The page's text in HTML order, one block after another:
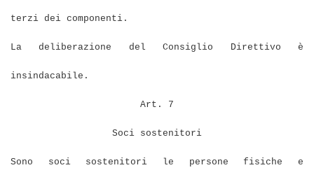
terzi dei componenti.
La deliberazione del Consiglio Direttivo è
insindacabile.
Art. 7
Soci sostenitori
Sono soci sostenitori le persone fisiche e